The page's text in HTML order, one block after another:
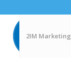
2IM Marketing